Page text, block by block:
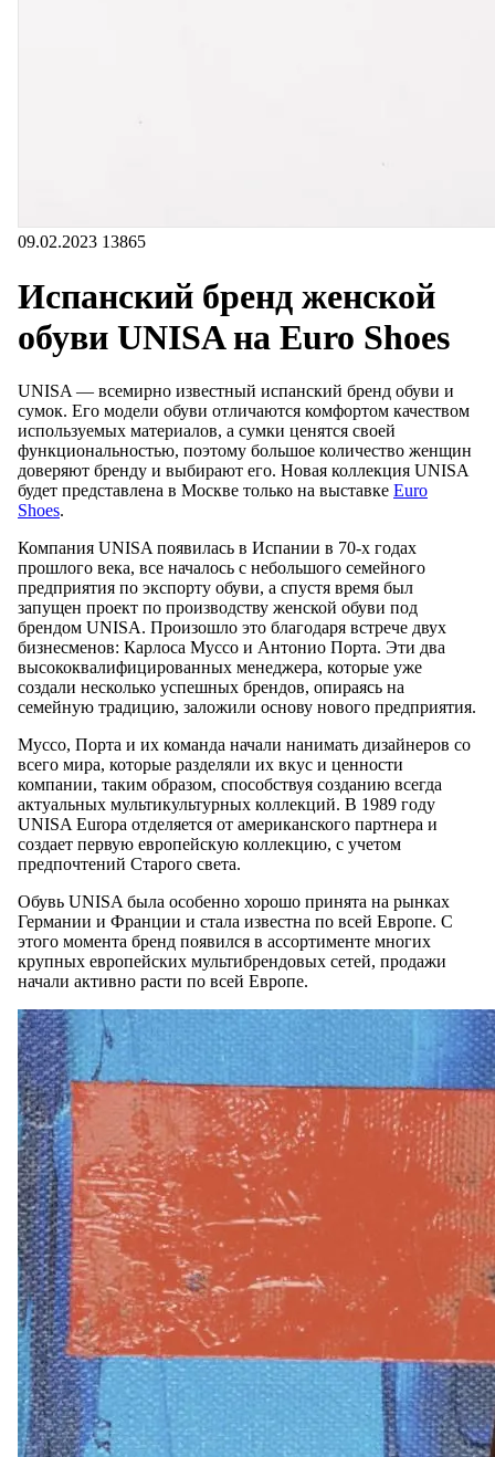
09.02.2023 13865
Испанский бренд женской
обуви UNISA на Euro Shoes
UNISA — всемирно известный испанский бренд обуви и
сумок. Его модели обуви отличаются комфортом качеством
используемых материалов, а сумки ценятся своей
функциональностью, поэтому большое количество женщин
доверяют бренду и выбирают его. Новая коллекция UNISA
будет представлена в Москве только на выставке Euro
Shoes.
Компания UNISA появилась в Испании в 70-х годах
прошлого века, все началось с небольшого семейного
предприятия по экспорту обуви, а спустя время был
запущен проект по производству женской обуви под
брендом UNISA. Произошло это благодаря встрече двух
бизнесменов: Карлоса Муссо и Антонио Порта. Эти два
высококвалифицированных менеджера, которые уже
создали несколько успешных брендов, опираясь на
семейную традицию, заложили основу нового предприятия.
Муссо, Порта и их команда начали нанимать дизайнеров со
всего мира, которые разделяли их вкус и ценности
компании, таким образом, способствуя созданию всегда
актуальных мультикультурных коллекций. В 1989 году
UNISA Europa отделяется от американского партнера и
создает первую европейскую коллекцию, с учетом
предпочтений Старого света.
Обувь UNISA была особенно хорошо принята на рынках
Германии и Франции и стала известна по всей Европе. С
этого момента бренд появился в ассортименте многих
крупных европейских мультибрендовых сетей, продажи
начали активно расти по всей Европе.